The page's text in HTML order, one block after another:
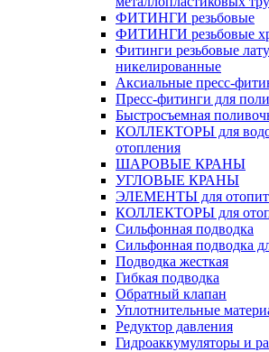
ФИТИНГИ резьбовые
ФИТИНГИ резьбовые
Фитинги резьбовые
никелированные
Аксиальные пресс-
Пресс-фитинги для
Быстросъемная
КОЛЛЕКТОРЫ для
отопления
ШАРОВЫЕ КРАНЫ
УГЛОВЫЕ КРАНЫ
ЭЛЕМЕНТЫ для
КОЛЛЕКТОРЫ для
Сильфонная подводка
Cильфонная подводка
Подводка жесткая
Гибкая подводка
Обратный клапан
Уплотнительные
Редуктор давления
Гидроаккумуляторы и